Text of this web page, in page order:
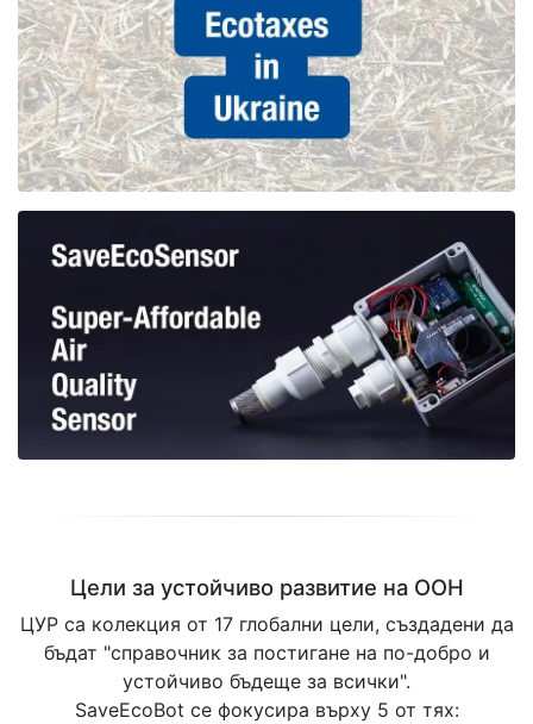
Цели за устойчиво развитие на ООН
ЦУР са колекция от 17 глобални цели, създадени да
бъдат "справочник за постигане на по-добро и
устойчиво бъдеще за всички".
SaveEcoBot се фокусира върху 5 от тях: